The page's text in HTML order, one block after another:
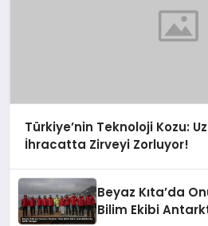
Türkiye’nin Teknoloji Kozu:
İhracatta Zirveyi Zorluyor!
Beyaz Kıta’da
Bilim Ekibi